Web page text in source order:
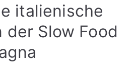
italienische
der Slow Food